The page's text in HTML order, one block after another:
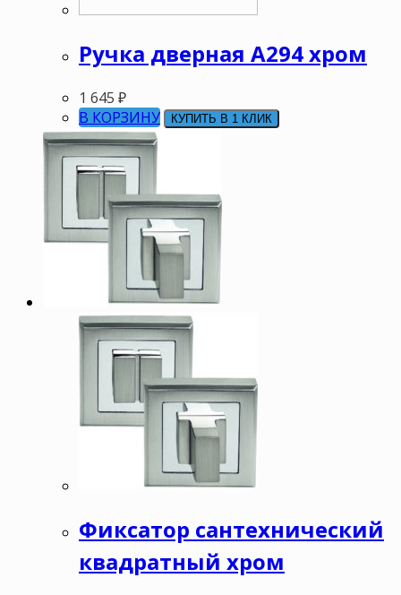
Ручка дверная А294 хром
1 645 ₽
В КОРЗИНУ
КУПИТЬ В 1 КЛИК
Фиксатор сантехнический
квадратный хром